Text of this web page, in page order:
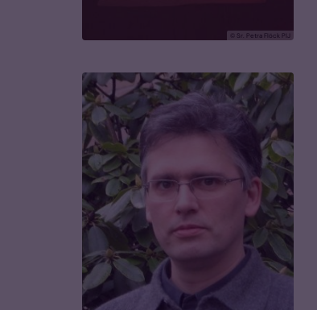
© Sr. Petra Flöck PIJ